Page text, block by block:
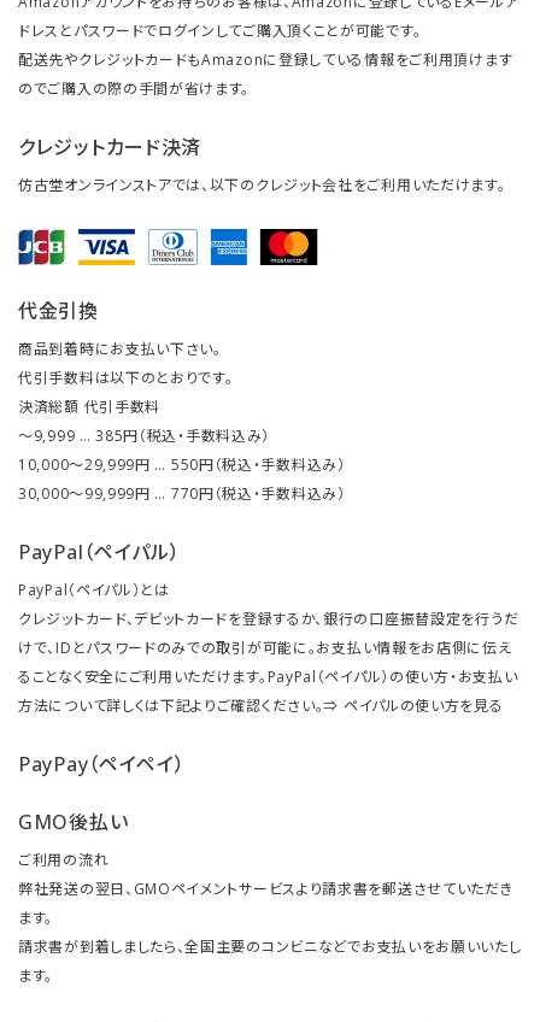
ドレスとパスワードでログインしてご購入頂くことが可能です。
配送先やクレジットカードもAmazonに登録している情報をご利用頂けます
のでご購入の際の手間が省けます。
クレジットカード決済
仿古堂オンラインストアでは、以下のクレジット会社をご利用いただけます。
代金引換
商品到着時にお支払い下さい。
代引手数料は以下のとおりです。
決済総額 代引手数料
～9,999 … 385円（税込・手数料込み）
10,000～29,999円 … 550円（税込・手数料込み）
30,000～99,999円 … 770円（税込・手数料込み）
PayPal（ペイパル）
PayPal（ペイパル）とは
クレジットカード、デビットカードを登録するか、銀行の口座振替設定を行うだ
けで、IDとパスワードのみでの取引が可能に。お支払い情報をお店側に伝え
ることなく安全にご利用いただけます。PayPal（ペイパル）の使い方・お支払い
方法について詳しくは下記よりご確認ください。⇒ ペイパルの使い方を見る
PayPay（ペイペイ）
GMO後払い
ご利用の流れ
弊社発送の翌日、GMOペイメントサービスより請求書を郵送させていただき
ます。
請求書が到着しましたら、全国主要のコンビニなどでお支払いをお願いいたし
ます。